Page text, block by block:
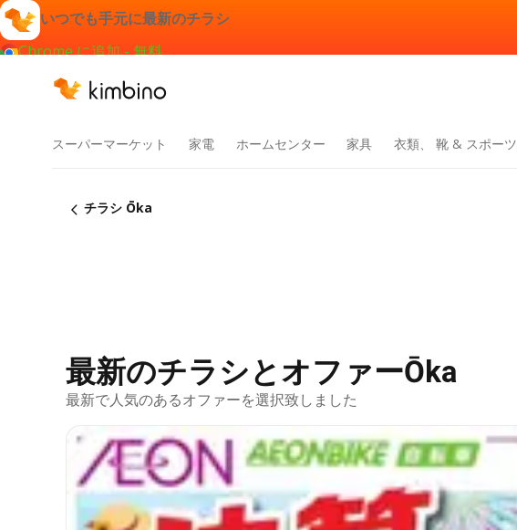
いつでも手元に最新のチラシ
Chrome に追加 - 無料
スーパーマーケット 家電 ホームセンター 家具 衣類、 靴 & スポーツ
チラシ Ōka
最新のチラシとオファーŌka
最新で人気のあるオファーを選択致しました